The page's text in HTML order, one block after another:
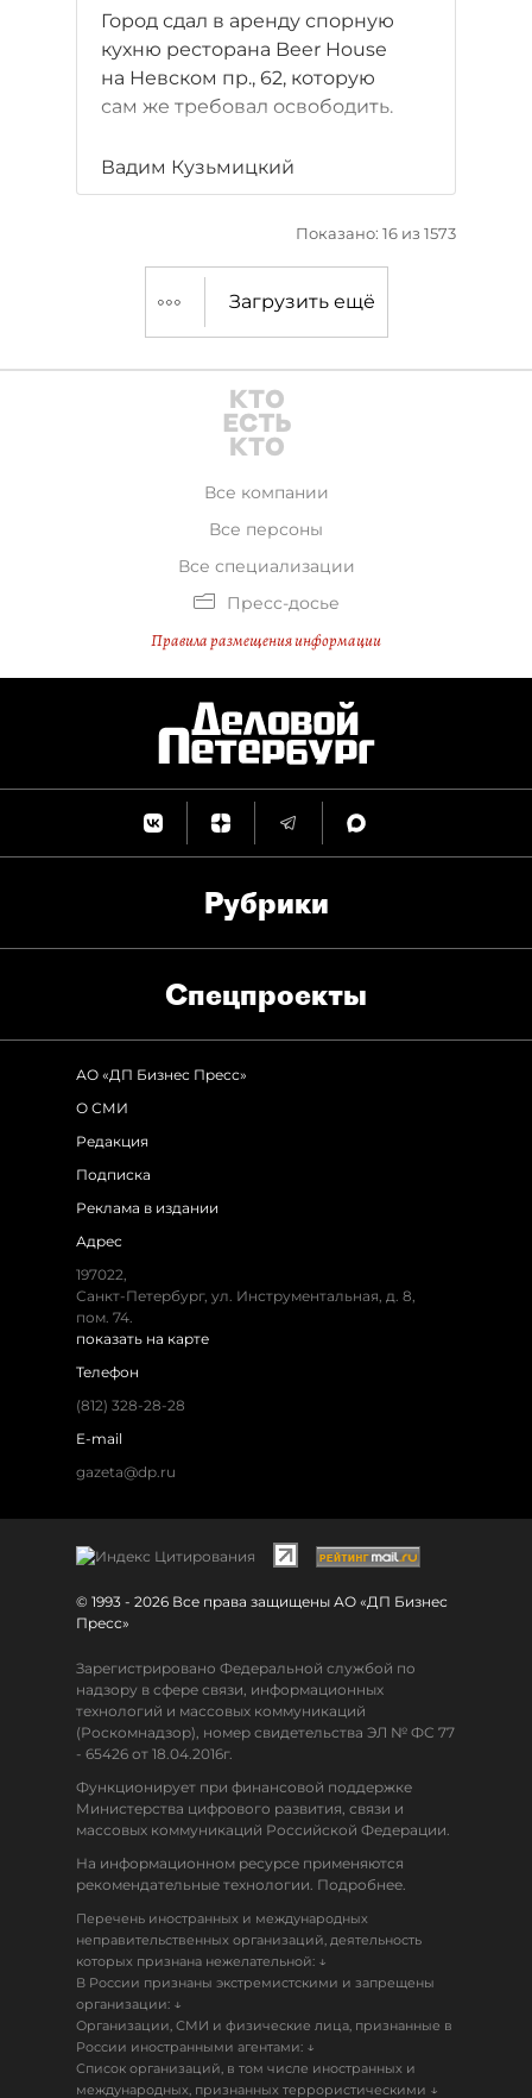
Город сдал в аренду спорную
кухню ресторана Beer House
на Невском пр., 62, которую
сам же требовал освободить.
Вадим Кузьмицкий
Показано: 16 из 1573
Загрузить ещё
Все компании
Все персоны
Все специализации
Пресс-досье
Правила размещения информации
Рубрики
Спец­проекты
АО «ДП Бизнес Пресс»
О СМИ
Редакция
Подписка
Реклама в издании
Адрес
197022,
Санкт-Петербург, ул. Инструментальная, д. 8,
пом. 74.
показать на карте
Телефон
(812) 328-28-28
E-mail
gazeta@dp.ru
© 1993 - 2026 Все права защищены АО «ДП Бизнес
Пресс»
Зарегистрировано Федеральной службой по
надзору в сфере связи, информационных
технологий и массовых коммуникаций
(Роскомнадзор), номер свидетельства ЭЛ № ФС 77
- 65426 от 18.04.2016г.
Функционирует при финансовой поддержке
Министерства цифрового развития, связи и
массовых коммуникаций Российской Федерации.
На информационном ресурсе применяются
рекомендательные технологии. Подробнее.
Перечень иностранных и международных
неправительственных организаций, деятельность
которых признана нежелательной: ↓
В России признаны экстремистскими и запрещены
организации: ↓
Организации, СМИ и физические лица, признанные в
России иностранными агентами: ↓
Список организаций, в том числе иностранных и
международных, признанных террористическими ↓